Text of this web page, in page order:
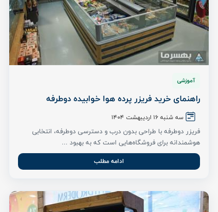
آموزشی
راهنمای خرید فریزر پرده هوا خوابیده دوطرفه
سه شنبه ۱6 اردیبهشت ۱۴۰۴
فریزر دوطرفه با طراحی بدون درب و دسترسی دوطرفه، انتخابی
هوشمندانه برای فروشگاه‌هایی است که به بهبود ...
ادامه مطلب